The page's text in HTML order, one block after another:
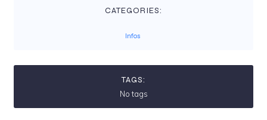
CATEGORIES:
Infos
TAGS:
No tags